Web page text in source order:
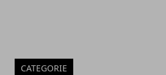
CATEGORIE